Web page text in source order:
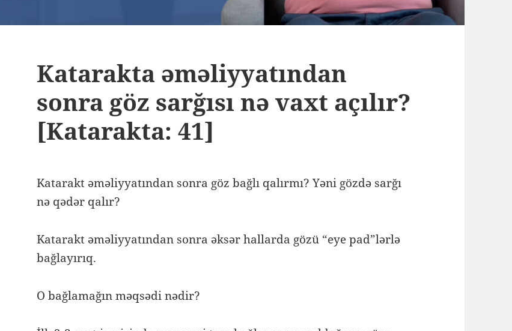
Katarakta əməliyyatından
sonra göz sarğısı nə vaxt açılır?
[Katarakta: 41]
Katarakt əməliyyatından sonra göz bağlı qalırmı? Yəni gözdə sarğı
nə qədər qalır?
Katarakt əməliyyatından sonra əksər hallarda gözü “eye pad”lərlə
bağlayırıq.
O bağlamağın məqsədi nədir?